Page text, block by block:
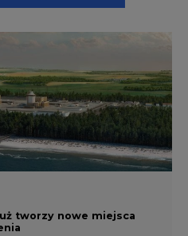
tworzy nowe miejsca